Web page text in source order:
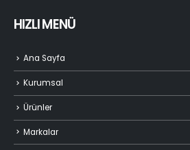
HIZLI MENÜ
Ana Sayfa
Kurumsal
Ürünler
Markalar